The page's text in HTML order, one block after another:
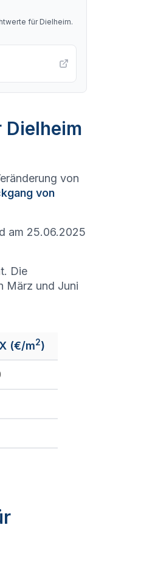
für Dielheim.
von
von
am 25.06.2025
Die
März und Juni
(€/m2)